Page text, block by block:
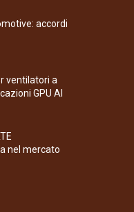
accordi
ventilatori a
GPU AI
nel mercato